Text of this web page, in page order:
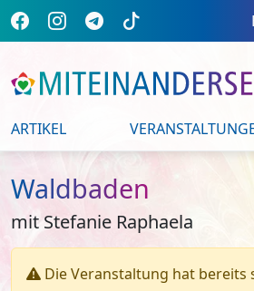
ARTIKEL
Waldbaden
mit Stefanie Raphaela
Die Veranstaltung hat bereits